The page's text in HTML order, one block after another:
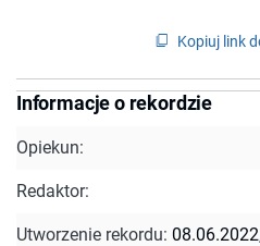
Kopiuj link
Informacje o rekordzie
Opiekun:
Redaktor:
Utworzenie rekordu: